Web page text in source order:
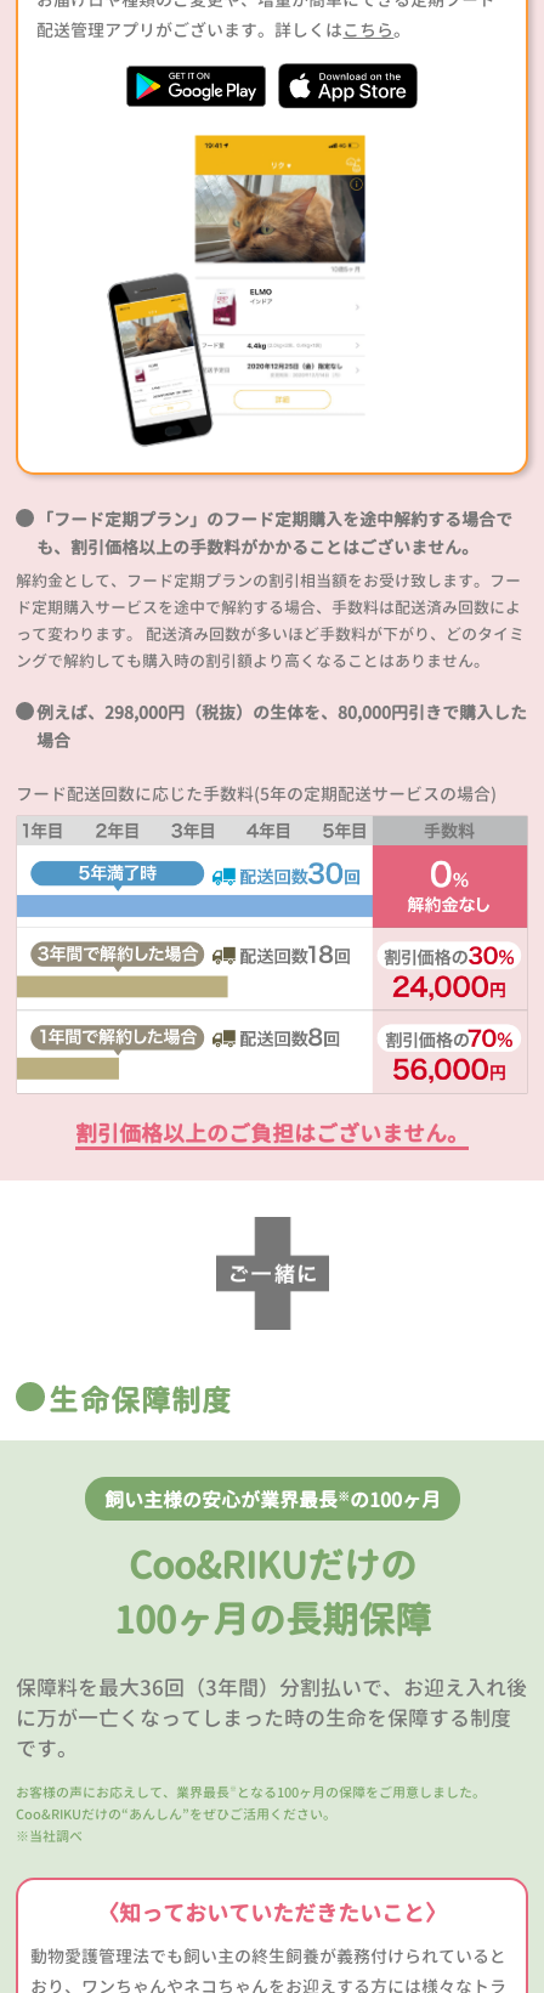
配送管理アプリがございます。詳しくはこちら。
「フード定期プラン」のフード定期購入を途中解約する場合で
も、割引価格以上の手数料がかかることはございません。
解約金として、フード定期プランの割引相当額をお受け致します。フー
ド定期購入サービスを途中で解約する場合、手数料は配送済み回数によ
って変わります。 配送済み回数が多いほど手数料が下がり、どのタイミ
ングで解約しても購入時の割引額より高くなることはありません。
例えば、298,000円（税抜）の生体を、80,000円引きで購入した
場合
フード配送回数に応じた手数料(5年の定期配送サービスの場合)
割引価格以上のご負担はございません。
生命保障制度
飼い主様の安心が業界最長※の100ヶ月
Coo&RIKUだけの
100ヶ月の長期保障
保障料を最大36回（3年間）分割払いで、お迎え入れ後
に万が一亡くなってしまった時の生命を保障する制度
です。
お客様の声にお応えして、業界最長 ※ となる100ヶ月の保障をご用意しました。
Coo&RIKUだけの“あんしん”をぜひご活用ください。
※当社調べ
〈知っておいていただきたいこと〉
動物愛護管理法でも飼い主の終生飼養が義務付けられていると
おり、ワンちゃんやネコちゃんをお迎えする方には様々なトラ